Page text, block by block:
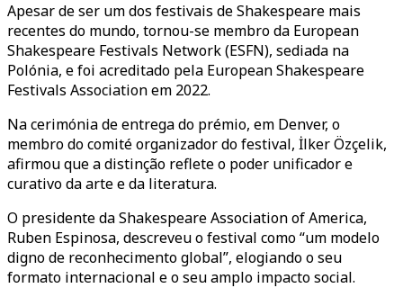
Apesar de ser um dos festivais de Shakespeare mais
recentes do mundo, tornou-se membro da European
Shakespeare Festivals Network (ESFN), sediada na
Polónia, e foi acreditado pela European Shakespeare
Festivals Association em 2022.
Na cerimónia de entrega do prémio, em Denver, o
membro do comité organizador do festival, İlker Özçelik,
afirmou que a distinção reflete o poder unificador e
curativo da arte e da literatura.
O presidente da Shakespeare Association of America,
Ruben Espinosa, descreveu o festival como “um modelo
digno de reconhecimento global”, elogiando o seu
formato internacional e o seu amplo impacto social.